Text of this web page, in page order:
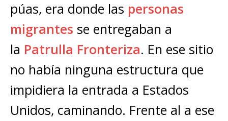
púas, era donde las personas
migrantes se entregaban a
la Patrulla Fronteriza. En ese sitio
no había ninguna estructura que
impidiera la entrada a Estados
Unidos, caminando. Frente al a ese